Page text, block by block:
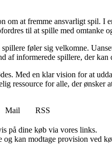
om at fremme ansvarligt spil.
til at spille med omtanke
føler sig velkomne.
informerede spillere, der kan
Med en klar vision for at
ressource for alle, der ønsker
Mail
RSS
på dine køb via vores links.
kan modtage provision ved